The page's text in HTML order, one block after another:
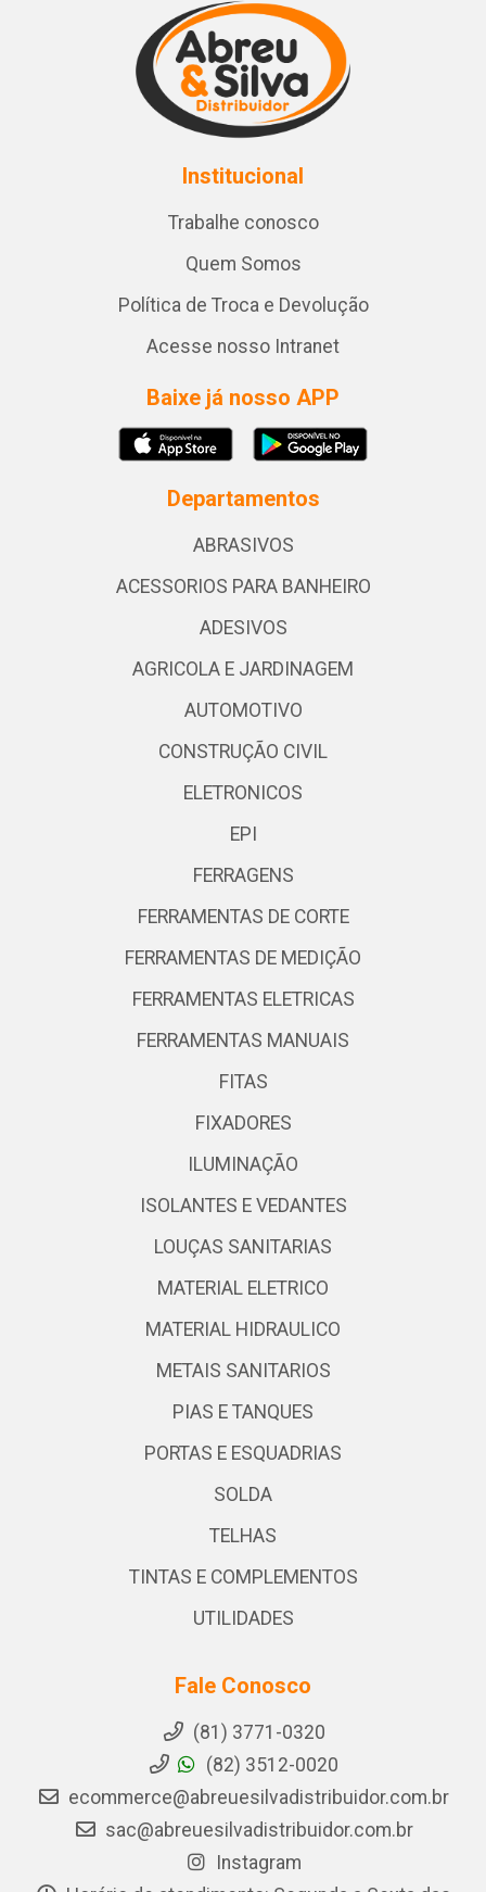
Institucional
Trabalhe conosco
Quem Somos
Política de Troca e Devolução
Acesse nosso Intranet
Baixe já nosso APP
Departamentos
ABRASIVOS
ACESSORIOS PARA BANHEIRO
ADESIVOS
AGRICOLA E JARDINAGEM
AUTOMOTIVO
CONSTRUÇÃO CIVIL
ELETRONICOS
EPI
FERRAGENS
FERRAMENTAS DE CORTE
FERRAMENTAS DE MEDIÇÃO
FERRAMENTAS ELETRICAS
FERRAMENTAS MANUAIS
FITAS
FIXADORES
ILUMINAÇÃO
ISOLANTES E VEDANTES
LOUÇAS SANITARIAS
MATERIAL ELETRICO
MATERIAL HIDRAULICO
METAIS SANITARIOS
PIAS E TANQUES
PORTAS E ESQUADRIAS
SOLDA
TELHAS
TINTAS E COMPLEMENTOS
UTILIDADES
Fale Conosco
(81) 3771-0320
(82) 3512-0020
ecommerce@abreuesilvadistribuidor.com.br
sac@abreuesilvadistribuidor.com.br
Instagram